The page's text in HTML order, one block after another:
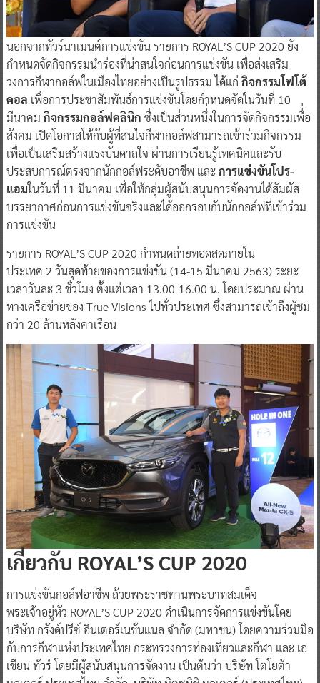
นอกจากทัวร์นาเมนต์การแข่งขัน รายการ ROYAL’S CUP 2020 ยัง
กำหนดจัดกิจกรรมนำร่องที่น่าสนใจก่อนการแข่งขัน เพื่อส่งเสริม
วงการกีฬากอล์ฟในเมืองไทยอย่างเป็นรูปธรรม ได้แก่ กิจกรรมโฟโต้
คอล เพื่อการประชาสัมพันธ์การแข่งขันโดยกำหนดจัดในวันที่ 10
มีนาคม กิจกรรมกอล์ฟคลินิก ซึ่งเป็นส่่วนหนึ่่งในการจัดกิจกรรมเพื่่อ
สังคม เปิดโอกาสให้กับผู้ที่สนใจกีฬากอล์ฟสามารถเข้าร่วมกิจกรรม
เพื่อเป็นเสริมสร้างแรงบันดาลใจ ผ่านการเรียนรู้เทคนิคและรับ
ประสบการณ์ตรงจากนักกอล์ฟระดับอาชีพ และการแข่งขันโปร-
แอมในวันที่ 11 มีนาคม เพื่อให้กลุ่มผู้สนับสนุนการจัดงานได้สัมผัส
บรรยากาศก่อนการแข่งขันจริงและได้ออกรอบกับนักกอล์ฟที่เข้าร่วม
การแข่งขัน
รายการ ROYAL’S CUP 2020 กำหนดถ่ายทอดสดภายใน
ประเทศ 2 วันสุดท้ายของการแข่งขัน (14-15 มีนาคม 2563) ระยะ
เวลาวันละ 3 ชั่วโมง ตั้งแต่เวลา 13.00-16.00 น. โดยประมาณ ผ่าน
ทางเครือข่ายของ True Visions ไปทั่วประเทศ ซึ่งสามารถเข้าถึงผู้ชม
กว่า 20 ล้านหลังคาเรือน
เกี่ยวกับ ROYAL’S CUP 2020
การแข่งขันกอล์ฟอาชีพ ถ้วยพระราชทานพระบาทสมเด็จ
พระเจ้าอยู่หัว ROYAL’S CUP 2020 ดำเนินการจัดการแข่งขันโดย
บริษัท กรังด์ปรีซ์ อินเตอร์เนชั่นแนล จำกัด (มหาชน) โดยความร่วมมือ
กับการกีฬาแห่งประเทศไทย กระทรวงการท่องเที่ยวและกีฬา และ เอ
เชียน ทัวร์ โดยมีผู้สนับสนุนการจัดงาน เป็นต้นว่า บริษัท โตโยต้า